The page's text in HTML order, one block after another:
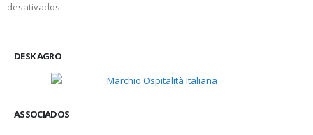
desativados
DESK AGRO
ASSOCIADOS